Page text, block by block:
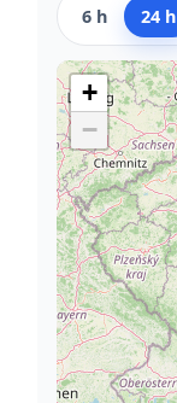
6 h 24 h
+
−